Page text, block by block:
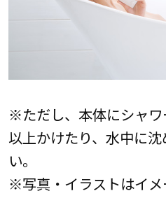
※ただし、本体にシャ
以上かけたり、水中に
い。
※写真・イラストはイメ